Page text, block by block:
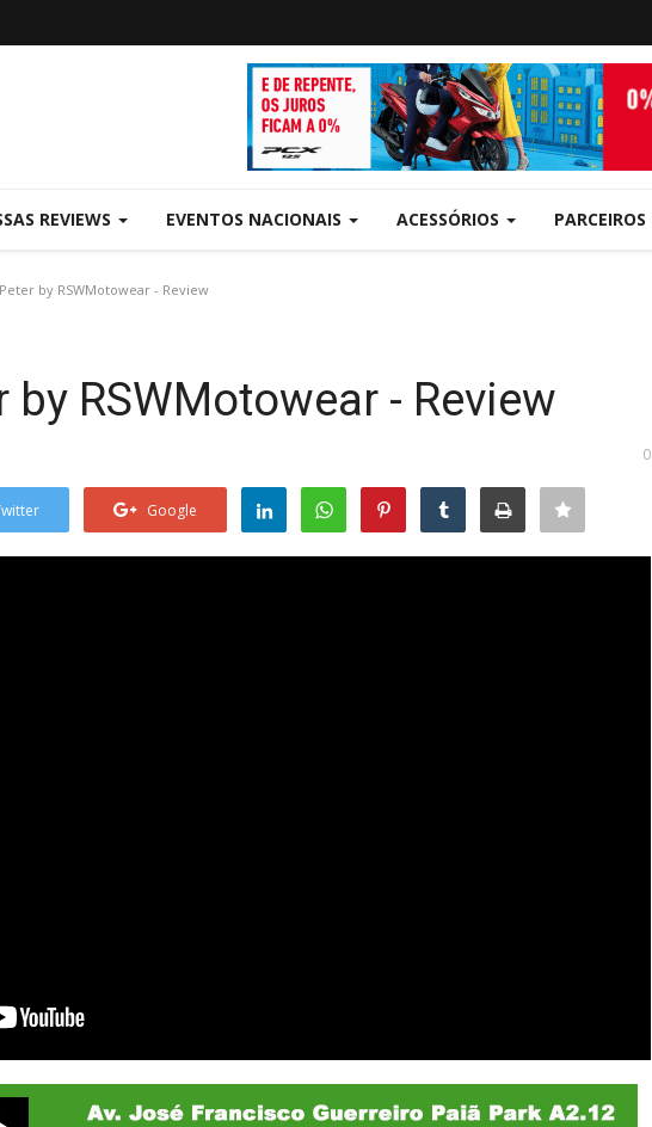
REVIEWS EVENTOS NACIONAIS ACESSÓRIOS PARCEIROS
by RSWMotowear - Review
by RSWMotowear - Review
0
Google